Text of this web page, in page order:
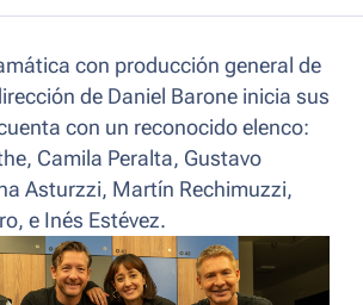
con producción general de
de Daniel Barone inicia sus
con un reconocido elenco:
Camila Peralta, Gustavo
Asturzzi, Martín Rechimuzzi,
e Inés Estévez.